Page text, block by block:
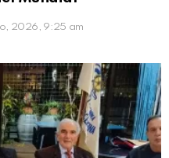
2026, 9:25 am